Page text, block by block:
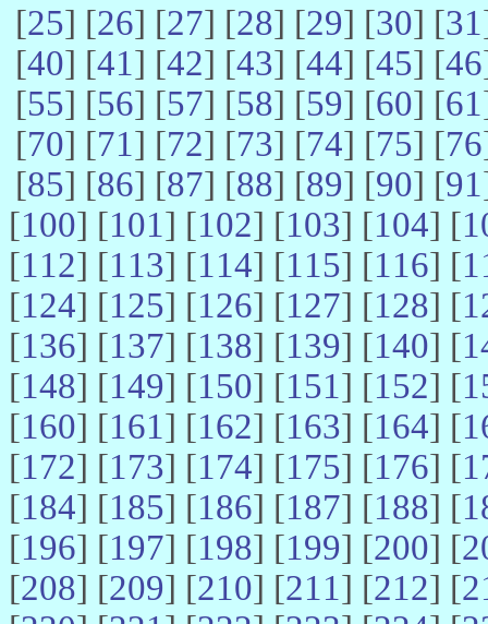
[25] [26] [27] [28] [29] [30] [31
[40] [41] [42] [43] [44] [45] [46
[55] [56] [57] [58] [59] [60] [61
[70] [71] [72] [73] [74] [75] [76
[85] [86] [87] [88] [89] [90] [91
[100] [101] [102] [103] [104] [
[112] [113] [114] [115] [116] [
[124] [125] [126] [127] [128] [
[136] [137] [138] [139] [140] [
[148] [149] [150] [151] [152] [
[160] [161] [162] [163] [164] [
[172] [173] [174] [175] [176] [
[184] [185] [186] [187] [188] [
[196] [197] [198] [199] [200] [
[208] [209] [210] [211] [212] [